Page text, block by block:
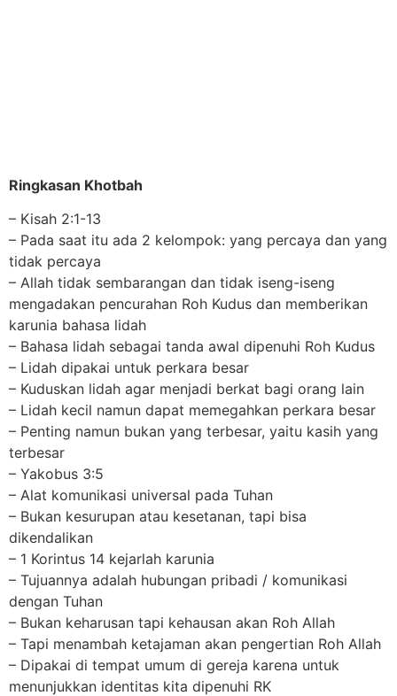
Ringkasan Khotbah
– Kisah 2:1-13
– Pada saat itu ada 2 kelompok: yang percaya dan yang
tidak percaya
– Allah tidak sembarangan dan tidak iseng-iseng
mengadakan pencurahan Roh Kudus dan memberikan
karunia bahasa lidah
– Bahasa lidah sebagai tanda awal dipenuhi Roh Kudus
– Lidah dipakai untuk perkara besar
– Kuduskan lidah agar menjadi berkat bagi orang lain
– Lidah kecil namun dapat memegahkan perkara besar
– Penting namun bukan yang terbesar, yaitu kasih yang
terbesar
– Yakobus 3:5
– Alat komunikasi universal pada Tuhan
– Bukan kesurupan atau kesetanan, tapi bisa
dikendalikan
– 1 Korintus 14 kejarlah karunia
– Tujuannya adalah hubungan pribadi / komunikasi
dengan Tuhan
– Bukan keharusan tapi kehausan akan Roh Allah
– Tapi menambah ketajaman akan pengertian Roh Allah
– Dipakai di tempat umum di gereja karena untuk
menunjukkan identitas kita dipenuhi RK